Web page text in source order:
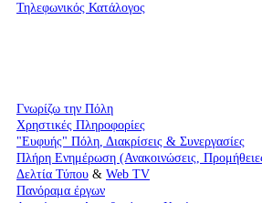
Τηλεφωνικός Κατάλογος
Γνωρίζω την Πόλη
Χρηστικές Πληροφορίες
"Ευφυής" Πόλη, Διακρίσεις & Συνεργασίες
Πλήρη Ενημέρωση (Ανακοινώσεις,
Δελτία Τύπου & Web TV
Πανόραμα έργων